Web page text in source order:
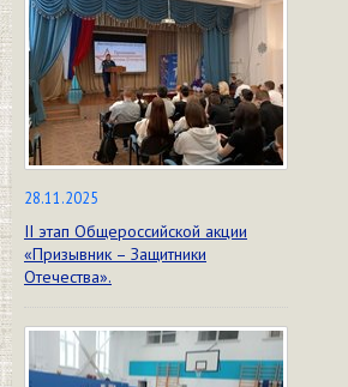
28.11.2025
II этап Общероссийской акции
«Призывник – Защитники
Отечества».